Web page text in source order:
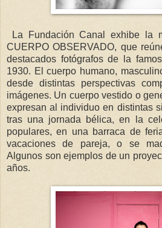
La Fundación Canal exhibe la
CUERPO OBSERVADO, que
destacados fotógrafos de la
1930. El cuerpo humano,
desde distintas perspectivas
imágenes. Un cuerpo vestido o
expresan al individuo en distintas
tras una jornada bélica, en la
populares, en una barraca de
vacaciones de pareja, o se
Algunos son ejemplos de un
años.